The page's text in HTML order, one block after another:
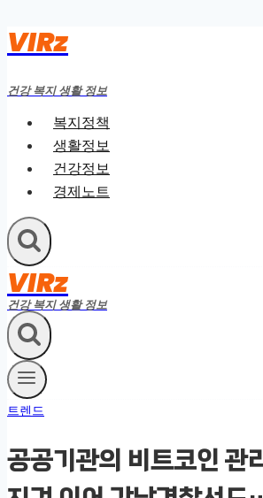
Skip
to
content
VIRz
건강 복지 생활 정보
복지정책
생활정보
건강정보
경제노트
VIRz
건강 복지 생활 정보
트렌드
공공기관의 비트코인 관